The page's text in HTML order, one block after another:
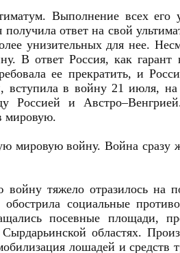
Выполнение всех его
ответ на свой
унизительных для нее.
В ответ Россия, как гарант
ее прекратить, и
вступила в войну 21 июля,
и
мировую.
мировую войну. Война сразу
тяжело отразилось на
социальные
посевные площади,
областях.
лошадей и средств